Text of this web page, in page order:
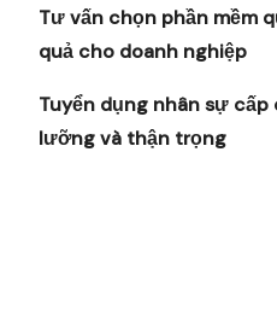
Tư vấn chọn phần mềm
quả cho doanh nghiệp
Tuyển dụng nhân sự cấp
lưỡng và thận trọng